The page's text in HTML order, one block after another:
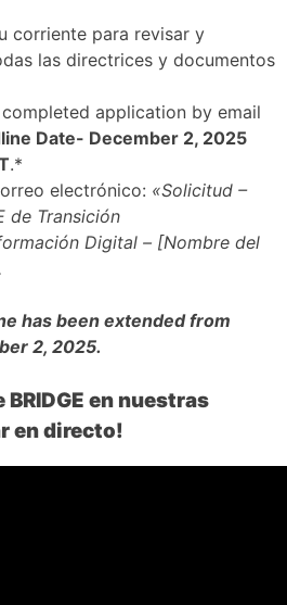
corriente para revisar y
las directrices y documentos
application by email
Date- December 2, 2025
.*
electrónico: «Solicitud –
de Transición
Digital – [Nombre del
has been extended from
2, 2025.
en nuestras
en directo!